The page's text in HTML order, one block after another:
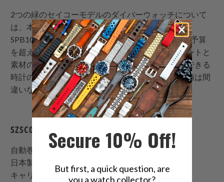
2つの緑のセイコーモデルのダイバーウォッチについて
は、本当に嫌いなところはありません。新しい
SPB103J1スモの小売価格は、一部の人にとっては予算
を超えているかもしれませんが、新しいムーブメントと
素材のアップグレードを考慮すると、長い間着用できる
時計の一つになる可能性があるため、検討する価値は間
違いなくあります。
SZSC004の仕様:
自動巻きムーブメント
日本製
キャリバー番号: 6R15
Secure 10% Off!
But first, a quick question, are
you a watch collector?